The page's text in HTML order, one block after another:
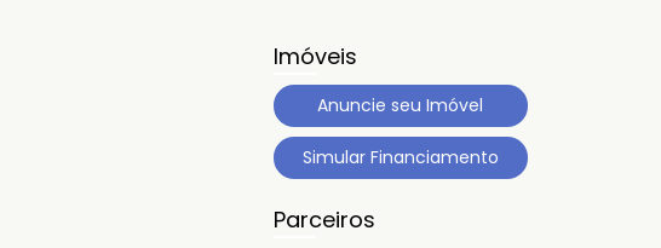
Imóveis
Anuncie seu Imóvel
Simular Financiamento
Parceiros